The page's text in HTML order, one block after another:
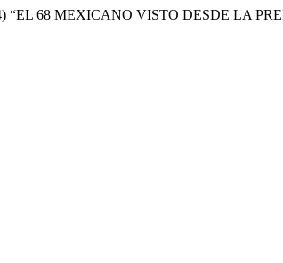
“EL 68 MEXICANO VISTO DESDE LA